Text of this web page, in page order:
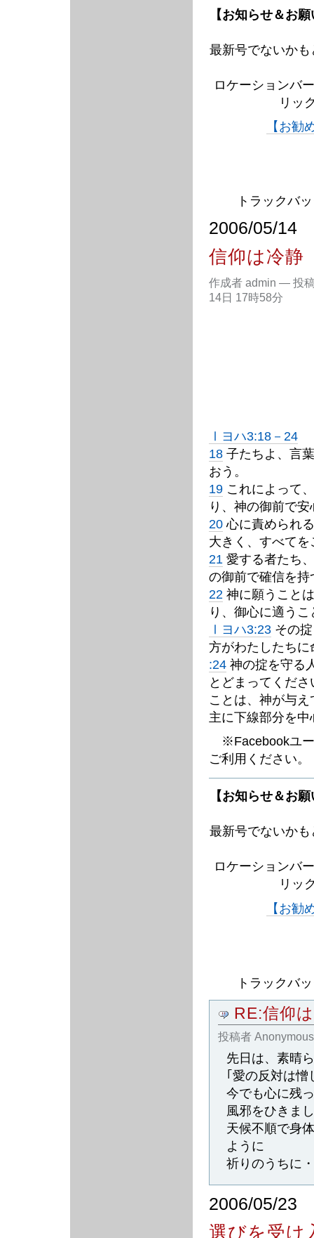
【お知らせ＆お
最新号でないか
ロケーションバ
リッ
【お勧
トラックバ
2006/05/14
信仰は冷静
作成者 admin —投
14日 17時58分
Ⅰヨハ3:18－24
18 子たちよ、言
おう。
19 これによって
り、神の御前で
20心に責められ
大きく、すべて
21 愛する者たち
の御前で確信を
22 神に願うこと
り、御心に適う
Ⅰヨハ3:23 その
方がわたしたち
:24 神の掟を守る
とどまってくだ
ことは、神が与え
主に下線部分を
※Facebookユー
ご利用ください。
【お知らせ＆お
最新号でないか
ロケーションバ
リッ
【お勧
トラックバ
RE:信仰
投稿者
先日は、素晴
｢愛の反対は
今でも心に残
風邪をひきま
天候不順で身
ように
祈りのうちに
2006/05/23
選びを受け